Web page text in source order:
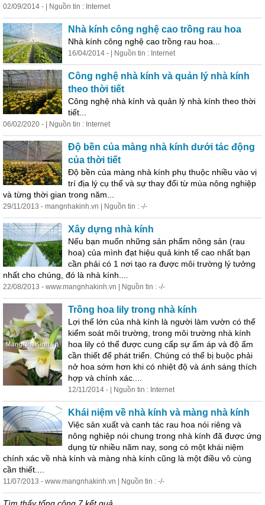
02/09/2014 - | Nguồn tin : Internet
Nhà kính công nghệ cao trồng rau hoa
Nhà kính công nghệ cao trồng rau hoa...
16/04/2014 - | Nguồn tin : Internet
Công nghệ nhà kính và quản lý nhà kính
theo thời tiết
Công nghệ nhà kính và quản lý nhà kính theo thời
tiết
06/02/2020 - | Nguồn tin : Internet
Độ bền của màng nhà kính dưới tác động
của thời tiết
Độ bền của màng nhà kính phụ thuộc nhiều vào vị
trí địa lý cụ thể và sự thay đổi từ mùa nông nghiệp
và từng thời gian trong năm...
29/11/2013 - mangnhakinh.vn | Nguồn tin : -/-
Xây dựng nhà kính
Nếu bạn muốn những sản phẩm nông sản (rau
hoa) của mình đạt hiệu quả kinh tế cao nhất bạn
cần phải có 1 nơi tạo ra được môi trường lý tưởng
nhất cho chúng, đó là nhà kính....
22/08/2013 - www.mangnhakinh.vn | Nguồn tin : -/-
Trồng hoa lily trong nhà kính
Lợi thế lớn của nhà kính là người làm vườn có thể
kiểm soát môi trường, trong môi trường nhà kính
hoa lily có thể được cung cấp sự ấm áp và độ ẩm
cần thiết để phát triển. Chúng có thể bị buộc phải
nở hoa sớm hơn khi có nhiệt độ và ánh sáng thích
hợp và chính xác....
12/11/2014 - | Nguồn tin : Internet
Khái niệm về nhà kính và màng nhà kính
Việc sản xuất và canh tác rau hoa nói riêng và
nông nghiệp nói chung trong nhà kính đã được ứng
dụng từ nhiều năm nay, song có một khái niệm
chính xác về nhà kính và màng nhà kính cũng là một điều vô cùng
cần thiết....
11/07/2013 - www.mangnhakinh.vn | Nguồn tin : -/-